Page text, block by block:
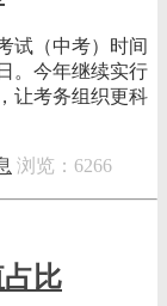
试（中考）时间
。今年继续实行
让考务组织更科
浏览：6266
比